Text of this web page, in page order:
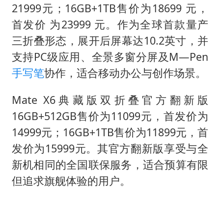
21999元；16GB+1TB售价为18699 元，
首发价 为23999 元。作为全球首款量产
三折叠形态，展开后屏幕达10.2英寸，并
支持PC级应用、全景多窗分屏及M—Pen
手写笔协作，适合移动办公与创作场景。
Mate X6典藏版双折叠官方翻新版
16GB+512GB售价为11099元，首发价为
14999元；16GB+1TB售价为11899元，首
发价为15999元。其官方翻新版享受与全
新机相同的全国联保服务，适合预算有限
但追求旗舰体验的用户。